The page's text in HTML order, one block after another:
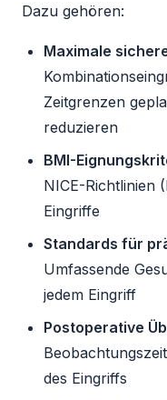
Dazu gehören:
Maximale
Zeitgrenzen
reduzieren
BMI-
NICE-Richtlinien
Eingriffe
Standards für
Umfassende
jedem Eingriff
Postoperative
des Eingriffs